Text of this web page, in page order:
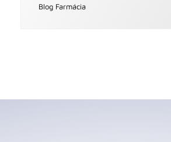
Blog Farmácia